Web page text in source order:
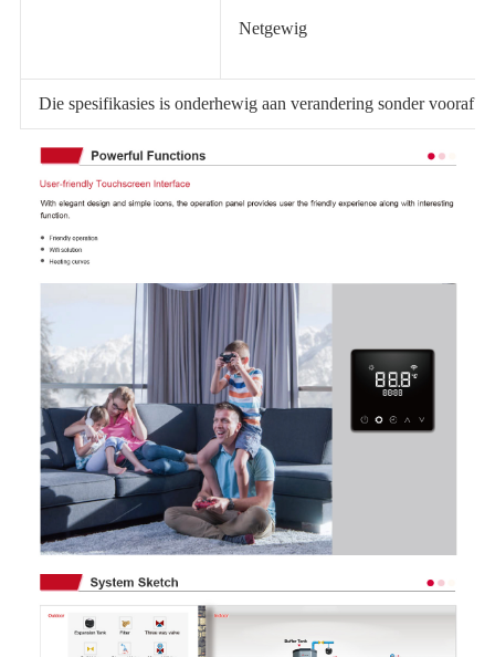
Netgewig
Die spesifikasies is onderhewig aan verandering sonder vooraf